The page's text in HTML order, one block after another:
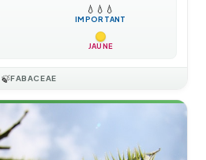
💧 💧 💧
IMPORTANT
JAUNE
🍃FABACEAE